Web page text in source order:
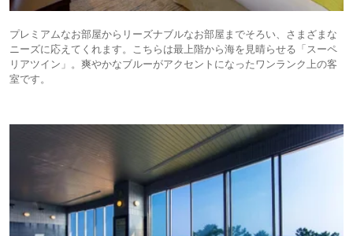
プレミアムなお部屋からリーズナブルなお部屋までそろい、さまざまな
ニーズに応えてくれます。こちらは最上階から海を見晴らせる「スーペ
リアツイン」。爽やかなブルーがアクセントになったワンランク上の客
室です。